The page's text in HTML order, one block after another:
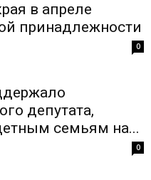
в апреле
принадлежности
0
депутата,
семьям на...
0